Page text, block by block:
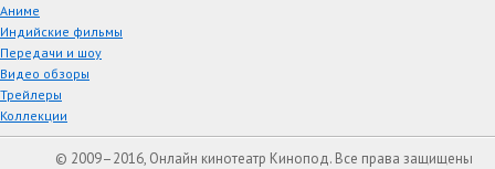
Аниме
Индийские фильмы
Передачи и шоу
Видео обзоры
Трейлеры
Коллекции
© 2009–2016, Онлайн кинотеатр Кинопод. Все права защищены